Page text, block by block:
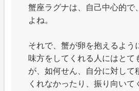
蟹座ラグナは、自己中心的で
よね。
それで、蟹が卵を抱えるよう
味方をしてくれる人にはとて
が、如何せん、自分に対して
くれなかったり、振り向いて